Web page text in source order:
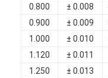
0.800
± 0.008
0.900
± 0.009
1.000
± 0.010
1.120
± 0.011
1.250
± 0.013